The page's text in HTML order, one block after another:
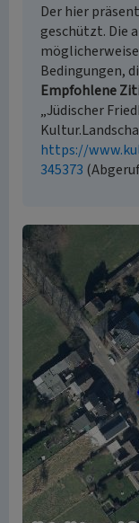
Der hier
geschützt. Die
Bedingungen,
Empfohlene
„Jüdischer
https://
345373